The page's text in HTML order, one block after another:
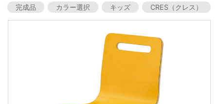
完成品 カラー選択 キッズ CRES（クレス）